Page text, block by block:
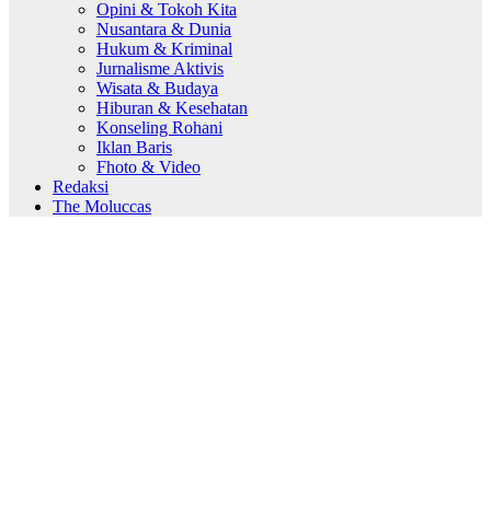
Opini & Tokoh Kita
Nusantara & Dunia
Hukum & Kriminal
Jurnalisme Aktivis
Wisata & Budaya
Hiburan & Kesehatan
Konseling Rohani
Iklan Baris
Fhoto & Video
Redaksi
The Moluccas